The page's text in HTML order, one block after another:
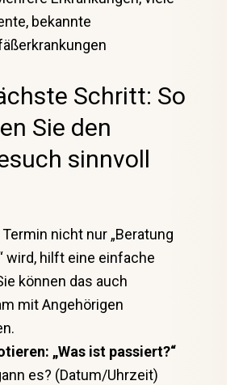
bekannte
Schritt: So
Sie den
sinnvoll
nicht nur „Beratung
wird, hilft eine einfache
können das auch
mit Angehörigen
„Was ist passiert?“
es? (Datum/Uhrzeit)